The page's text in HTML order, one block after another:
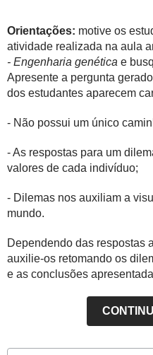
Orientações: motive os
atividade realizada na aula
- Engenharia genética e
Apresente a pergunta
dos estudantes aparecem
- Não possui um único
- As respostas para um
valores de cada indivíduo;
- Dilemas nos auxiliam a
mundo.
Dependendo das respostas
auxilie-os retomando os
e as conclusões